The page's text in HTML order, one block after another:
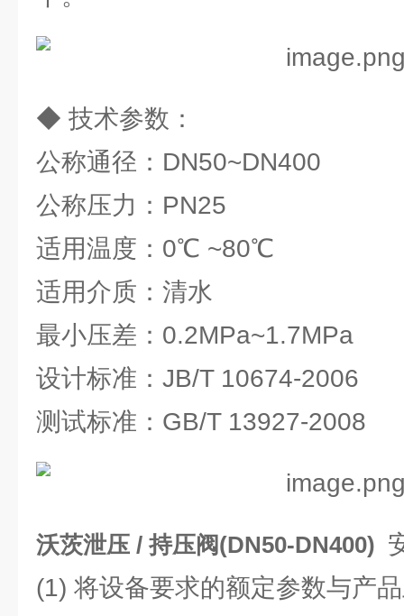
◆ 技术参数：
公称通径：DN50~DN400
公称压力：PN25
适用温度：0℃ ~80℃
适用介质：清水
最小压差：0.2MPa~1.7MPa
设计标准：JB/T 10674-2006
测试标准：GB/T 13927-2008
沃茨泄压 / 持压阀(DN50-DN400)
(1) 将设备要求的额定参数与产